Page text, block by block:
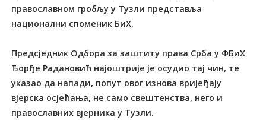
православном гробљу у Тузли представља
национални споменик БиХ.
Предсједник Одбора за заштиту права Срба у ФБиХ
Ђорђе Радановић најоштрије је осудио тај чин, те
указао да напади, попут овог изнова вријеђају
вјерска осјећања, не само свештенства, него и
православних вјерника у Тузли.